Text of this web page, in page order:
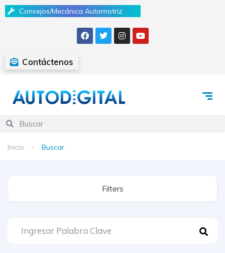
Consejos/Mecánica Automotriz
Contáctenos
Inicio Buscar
Filters